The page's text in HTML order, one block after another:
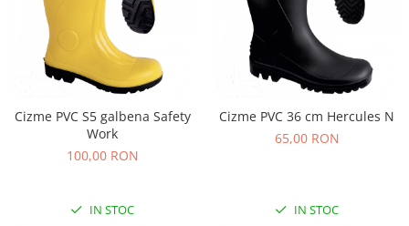
Cizme PVC S5 galbena Safety
Work
100,00 RON
IN STOC
Cizme PVC 36 cm Hercules N
65,00 RON
IN STOC